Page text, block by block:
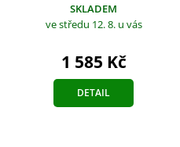
SKLADEM
ve středu 12. 8. u vás
1 585 Kč
DETAIL